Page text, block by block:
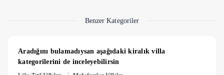
ihtiyaçların karşılanabileceği market, bakkal ve manav
Yaklaşık Mesafe:
Villamızın denize uzaklığı 1,5 km,
Turgut şelalesine 4,5 km,
Benzer Kategoriler
Aradığını bulamadıysan aşağıdaki kiralık villa
kategorilerini de inceleyebilirsin